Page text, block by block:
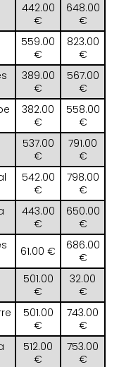
442.00
€
648.00
€
559.00
€
823.00
€
389.00
€
567.00
€
382.00
€
558.00
€
537.00
€
791.00
€
542.00
€
798.00
€
443.00
€
650.00
€
61.00 €
686.00
€
501.00
€
32.00
€
501.00
€
743.00
€
512.00
€
753.00
€